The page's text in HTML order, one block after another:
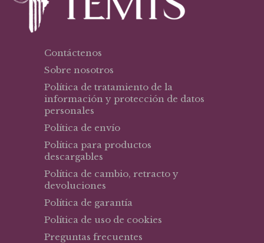
Contáctenos
Sobre nosotros
Política de tratamiento de la
información y protección de datos
personales
Política de envío
Política para productos
descargables
Política de cambio, retracto y
devoluciones
Política de garantía
Política de uso de cookies
Preguntas frecuentes